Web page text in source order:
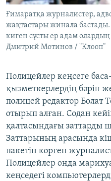
Ғимаратқа журналистер,
жақтастары жинала бастады.
киген сұсты ер адам
Дмитрий Мотинов / "Клооп"
Полицейлер кеңсеге
қызметкерлердің бәрін
полицей редактор Болат
отырып алған. Содан
қалтасындағы заттарды
Заттарының арасында
пакетін көрген
Полицейлер онда
кеңседегі